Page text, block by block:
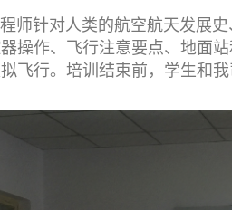
针对人类的航空航天发展史
操作、飞行注意要点、地面
飞行。培训结束前，学生和